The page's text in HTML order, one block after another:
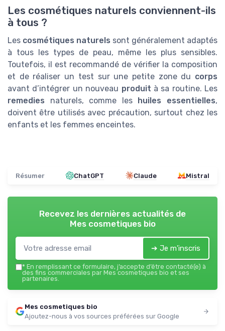
Les cosmétiques naturels conviennent-ils
à tous ?
Les cosmétiques naturels sont généralement adaptés
à tous les types de peau, même les plus sensibles.
Toutefois, il est recommandé de vérifier la composition
et de réaliser un test sur une petite zone du corps
avant d’intégrer un nouveau produit à sa routine. Les
remedies naturels, comme les huiles essentielles,
doivent être utilisés avec précaution, surtout chez les
enfants et les femmes enceintes.
Résumer ChatGPT Claude Mistral
Recevez les dernières actualités de
Mes cosmetiques bio
➔ Je m'inscris
* En remplissant ce formulaire, j’accepte d’être contacté(e) à
des fins commerciales par Mes cosmetiques bio et ses
partenaires.
Mes cosmetiques bio
Ajoutez-nous à vos sources préférées sur Google